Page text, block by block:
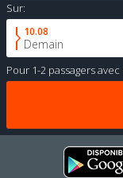
Sur:
10.08
Demain
Pour 1-2 passagersavec